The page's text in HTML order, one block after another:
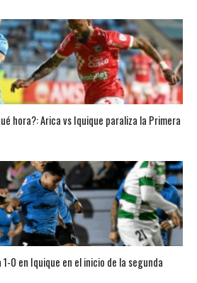
hora?: Arica vs Iquique paraliza la Primera
0 en Iquique en el inicio de la segunda